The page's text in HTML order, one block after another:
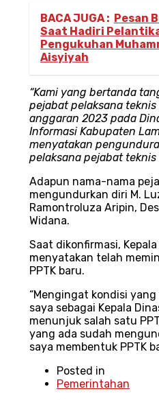
BACA JUGA : Pesan
Saat Hadiri
Pengukuhan
Aisyiyah
“Kami yang bertanda
pejabat pelaksana teknis
anggaran 2023 pada
Informasi Kabupaten
menyatakan
pelaksana pejabat teknis
Adapun nama-nama
mengundurkan diri M.
Ramontroluza Aripin,
Widana.
Saat dikonfirmasi,
menyatakan telah
PPTK baru.
“Mengingat kondisi
saya sebagai Kepala
menunjuk salah satu
yang ada sudah
saya membentuk PPTK
Posted in
Pemerintahan